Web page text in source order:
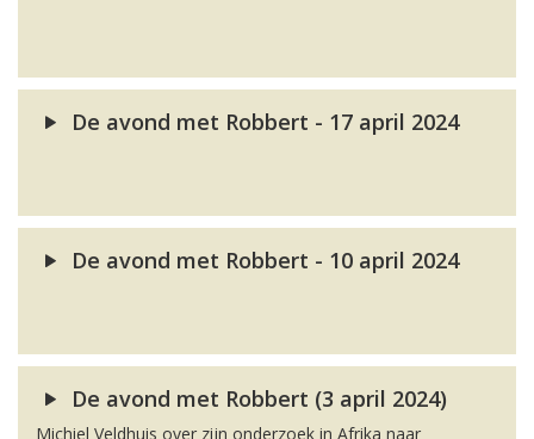
De avond met Robbert - 17 april 2024
De avond met Robbert - 10 april 2024
De avond met Robbert (3 april 2024)
Michiel Veldhuis over zijn onderzoek in Afrika naar